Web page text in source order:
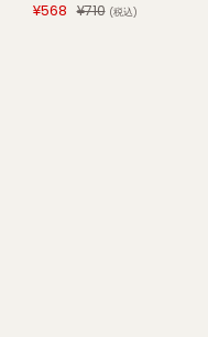
¥568 ¥710 (税込)